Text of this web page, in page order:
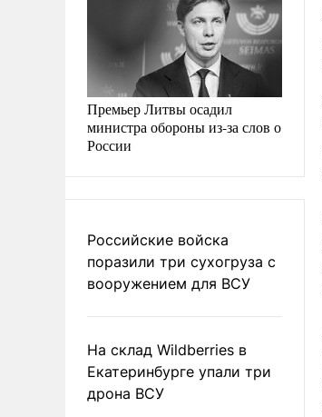
Премьер Литвы осадил
министра обороны из-за слов о
России
Российские войска
поразили три сухогруза с
вооружением для ВСУ
На склад Wildberries в
Екатеринбурге упали три
дрона ВСУ